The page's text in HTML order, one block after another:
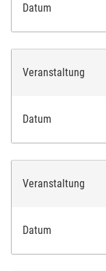
Datum
Veranstaltung
Datum
Veranstaltung
Datum